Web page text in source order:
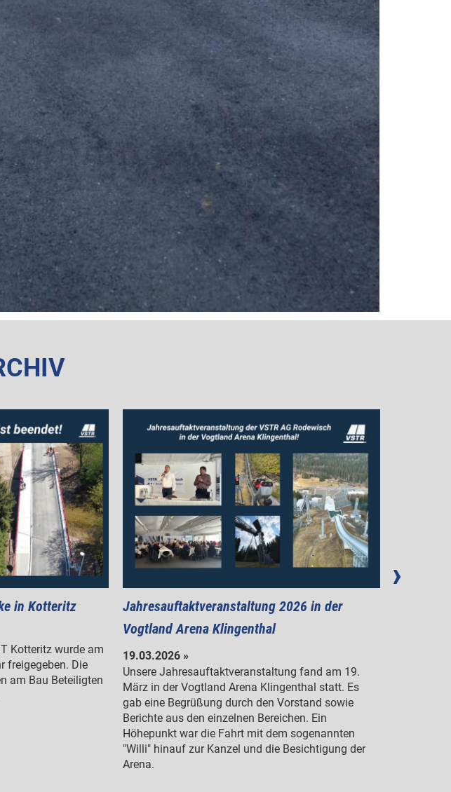
in Kotteritz
Kotteritz wurde am
freigegeben. Die
am Bau Beteiligten
Jahresauftaktveranstaltung 2026 in der
Vogtland Arena Klingenthal
19.03.2026 »
Unsere Jahresauftaktveranstaltung fand am 19.
März in der Vogtland Arena Klingenthal statt. Es
gab eine Begrüßung durch den Vorstand sowie
Berichte aus den einzelnen Bereichen. Ein
Höhepunkt war die Fahrt mit dem sogenannten
"Willi" hinauf zur Kanzel und die Besichtigung der
Arena.